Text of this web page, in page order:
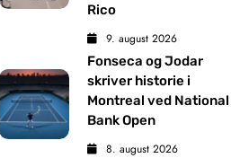
Rico
9. august 2026
Fonseca og Jodar
skriver historie i
Montreal ved National
Bank Open
8. august 2026